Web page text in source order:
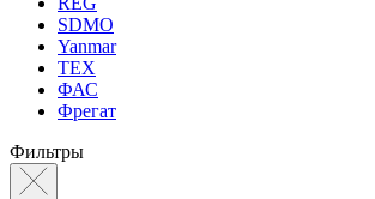
SDMO
Yanmar
ТЕХ
ФАС
Фрегат
Фильтры